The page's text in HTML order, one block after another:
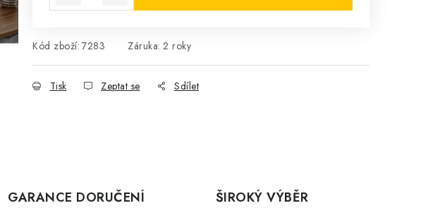
Kód zboží: 7283 Záruka: 2 roky
Tisk Zeptat se Sdílet
GARANCE DORUČENÍ ŠIROKÝ VÝBĚR